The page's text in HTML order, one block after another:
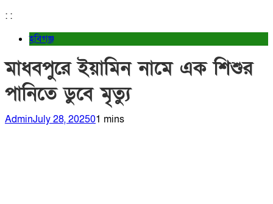
: :
হবিগঞ্জ
মাধবপুরে ইয়ামিন নামে এক শিশুর
পানিতে ডুবে মৃত্যু
AdminJuly 28, 202501 mins